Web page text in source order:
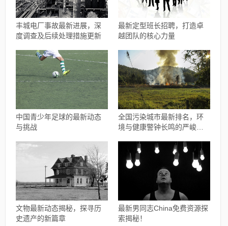
丰城电厂事故最新进展，深
度调查及后续处理措施更新
最新定型班长招聘，打造卓
越团队的核心力量
中国青少年足球的最新动态
与挑战
全国污染城市最新排名，环
境与健康警钟长鸣的严峻现
文物最新动态揭秘，探寻历
史遗产的新篇章
最新男同志China免费资源探
索揭秘！